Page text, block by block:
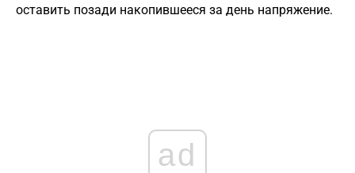
оставить позади накопившееся за день напряжение.
ad